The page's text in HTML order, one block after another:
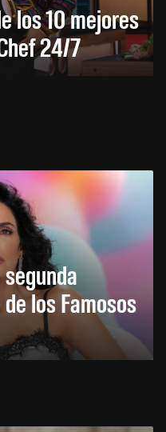
los 10 mejores
24/7
los Famosos